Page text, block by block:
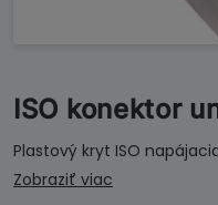
ISO konektor
Plastový kryt ISO
Zobraziť viac